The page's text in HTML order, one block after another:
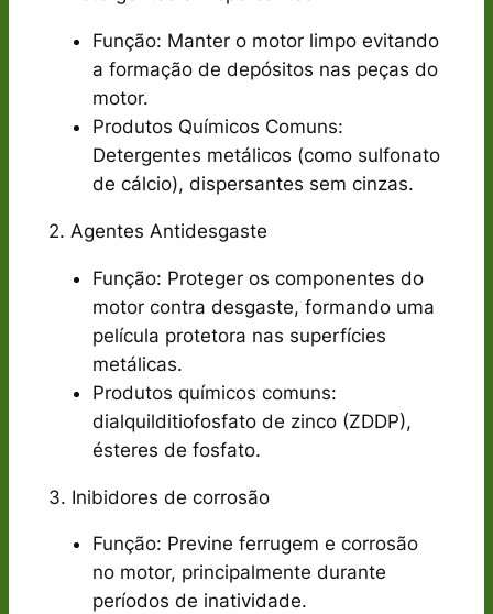
Função: Manter o motor limpo evitando
a formação de depósitos nas peças do
motor.
Produtos Químicos Comuns:
Detergentes metálicos (como sulfonato
de cálcio), dispersantes sem cinzas.
2. Agentes Antidesgaste
Função: Proteger os componentes do
motor contra desgaste, formando uma
película protetora nas superfícies
metálicas.
Produtos químicos comuns:
dialquilditiofosfato de zinco (ZDDP),
ésteres de fosfato.
3. Inibidores de corrosão
Função: Previne ferrugem e corrosão
no motor, principalmente durante
períodos de inatividade.